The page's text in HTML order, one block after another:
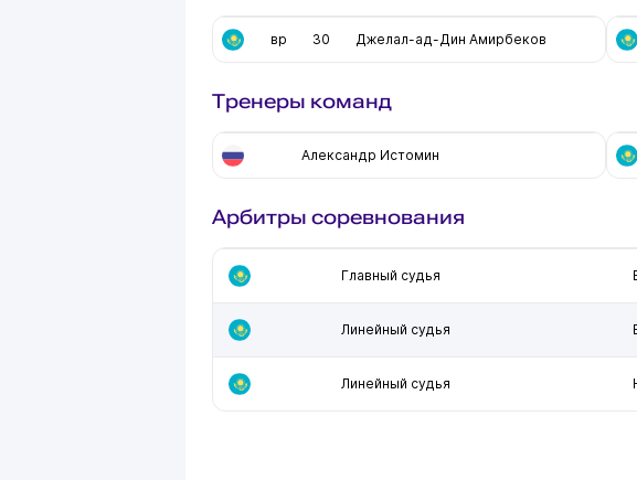
вр 30 Джелал-ад-Дин Амирбеков
Тренеры команд
Александр Истомин
Арбитры соревнования
Главный судья
Линейный судья
Линейный судья